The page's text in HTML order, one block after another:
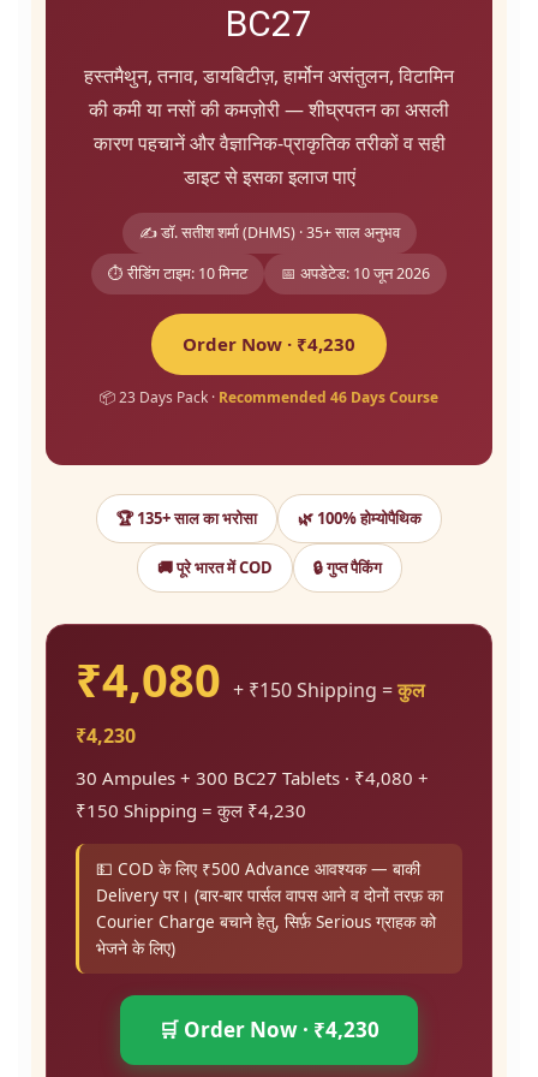
BC27
हस्तमैथुन, तनाव, डायबिटीज़, हार्मोन असंतुलन, विटामिन
की कमी या नसों की कमज़ोरी — शीघ्रपतन का असली
कारण पहचानें और वैज्ञानिक-प्राकृतिक तरीकों व सही
डाइट से इसका इलाज पाएं
✍️ डॉ. सतीश शर्मा (DHMS) · 35+ साल अनुभव
⏱️ रीडिंग टाइम: 10 मिनट
📅 अपडेटेड: 10 जून 2026
Order Now · ₹4,230
📦 23 Days Pack · Recommended 46 Days Course
🏆 135+ साल का भरोसा 🌿 100% होम्योपैथिक
🚚 पूरे भारत में COD 🔒 गुप्त पैकिंग
₹4,080 + ₹150 Shipping =कुल
₹4,230
30 Ampules + 300 BC27 Tablets · ₹4,080 +
₹150 Shipping = कुल ₹4,230
💵 COD के लिए ₹500 Advance आवश्यक — बाकी
Delivery पर। (बार-बार पार्सल वापस आने व दोनों तरफ़ का
Courier Charge बचाने हेतु, सिर्फ़ Serious ग्राहक को
भेजने के लिए)
🛒 Order Now · ₹4,230